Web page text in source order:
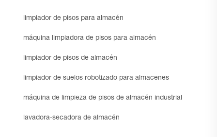
limpiador de pisos para almacén
máquina limpiadora de pisos para almacén
limpiador de pisos de almacén
limpiador de suelos robotizado para almacenes
máquina de limpieza de pisos de almacén industrial
lavadora-secadora de almacén